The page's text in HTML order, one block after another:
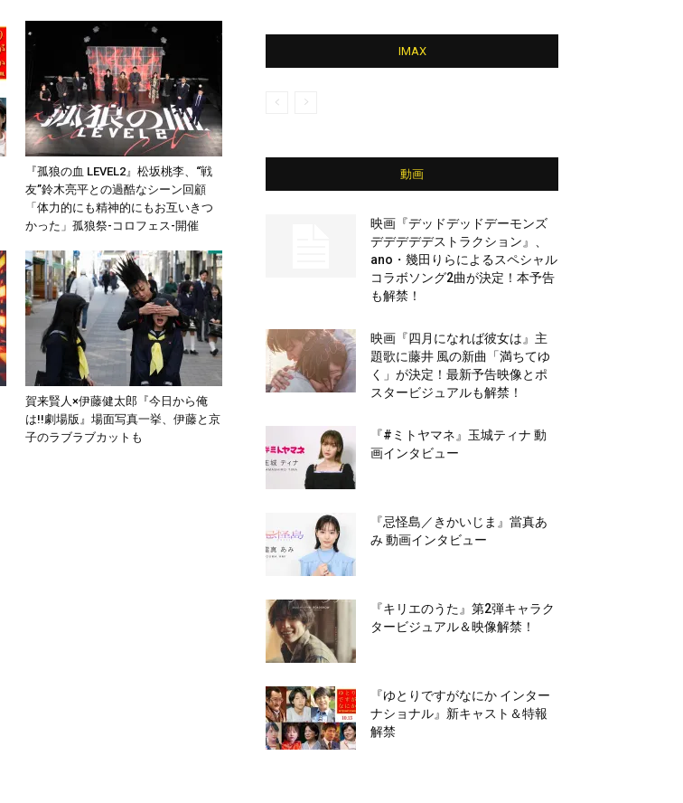
『孤狼の血 LEVEL2』松坂桃李、“戦
友”鈴木亮平との過酷なシーン回顧
「体力的にも精神的にもお互いきつ
かった」孤狼祭-コロフェス-開催
賀来賢人×伊藤健太郎『今日から俺
は!!劇場版』場面写真一挙、伊藤と京
子のラブラブカットも
IMAX
動画
映画『デッドデッドデーモンズ
デデデデデストラクション』、
ano・幾田りらによるスペシャル
コラボソング2曲が決定！本予告
も解禁！
映画『四月になれば彼女は』主
題歌に藤井 風の新曲「満ちてゆ
く」が決定！最新予告映像とポ
スタービジュアルも解禁！
『#ミトヤマネ』玉城ティナ 動
画インタビュー
『忌怪島／きかいじま』當真あ
み 動画インタビュー
『キリエのうた』第2弾キャラク
タービジュアル＆映像解禁！
『ゆとりですがなにか インター
ナショナル』新キャスト＆特報
解禁